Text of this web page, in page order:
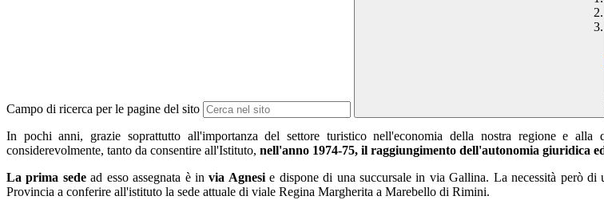
Campo di ricerca per le pagine del sito
In pochi anni, grazie soprattutto all'importanza del settore turistico nell'economia della nostra regione e
considerevolmente, tanto da consentire all'Istituto, nell'anno 1974-75, il raggiungimento dell'autonomia giuridica
La prima sedead esso assegnata è invia Agnesie dispone di una succursale in via Gallina. La necessità però di
Provincia a conferire all'istituto la sede attuale di viale Regina Margherita a Marebello di Rimini.